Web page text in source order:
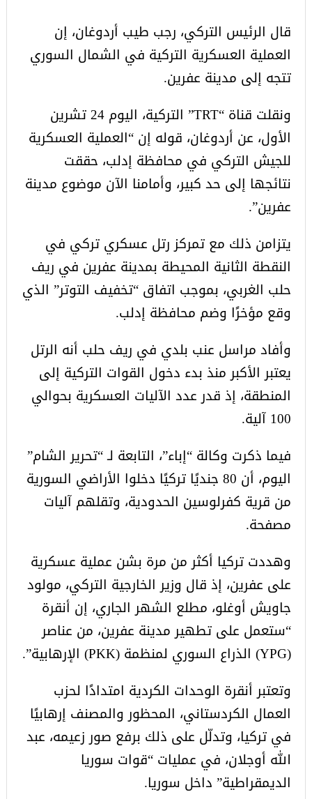
قال الرئيس التركي، رجب طيب أردوغان، إن
العملية العسكرية التركية في الشمال السوري
تتجه إلى مدينة عفرين.
ونقلت قناة “TRT” التركية، اليوم 24 تشرين
الأول، عن أردوغان، قوله إن “العملية العسكرية
للجيش التركي في محافظة إدلب، حققت
نتائجها إلى حد كبير، وأمامنا الآن موضوع مدينة
عفرين”.
يتزامن ذلك مع تمركز رتل عسكري تركي في
النقطة الثانية المحيطة بمدينة عفرين في ريف
حلب الغربي، بموجب اتفاق “تخفيف التوتر” الذي
وقع مؤخرًا وضم محافظة إدلب.
وأفاد مراسل عنب بلدي في ريف حلب أنه الرتل
يعتبر الأكبر منذ بدء دخول القوات التركية إلى
المنطقة، إذ قدر عدد الآليات العسكرية بحوالي
100 آلية.
فيما ذكرت وكالة “إباء”، التابعة لـ “تحرير الشام”
اليوم، أن 80 جنديًا تركيًا دخلوا الأراضي السورية
من قرية كفرلوسين الحدودية، وتقلهم آليات
مصفحة.
وهددت تركيا أكثر من مرة بشن عملية عسكرية
على عفرين، إذ قال وزير الخارجية التركي، مولود
جاويش أوغلو، مطلع الشهر الجاري، إن أنقرة
“ستعمل على تطهير مدينة عفرين، من عناصر
(YPG) الذراع السوري لمنظمة (PKK) الإرهابية”.
وتعتبر أنقرة الوحدات الكردية امتدادًا لحزب
العمال الكردستاني، المحظور والمصنف إرهابيًا
في تركيا، وتدلّل على ذلك برفع صور زعيمه، عبد
الله أوجلان، في عمليات “قوات سوريا
الديمقراطية” داخل سوريا.